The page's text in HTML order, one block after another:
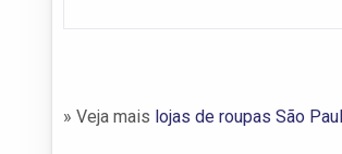
» Veja mais lojas de roupas São